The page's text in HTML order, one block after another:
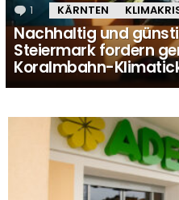
1 Kommentar
KÄRNTEN
Nachhaltig und
Steiermark fordern
Koralmbahn-
STORIES